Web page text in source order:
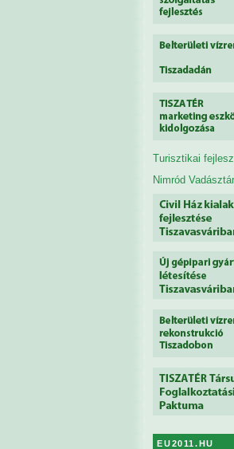
Turisztikai
Nimród
EU2011.HU